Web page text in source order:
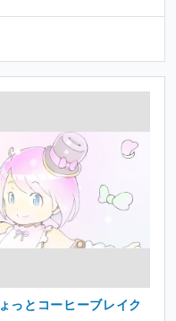
っとコーヒーブレイク